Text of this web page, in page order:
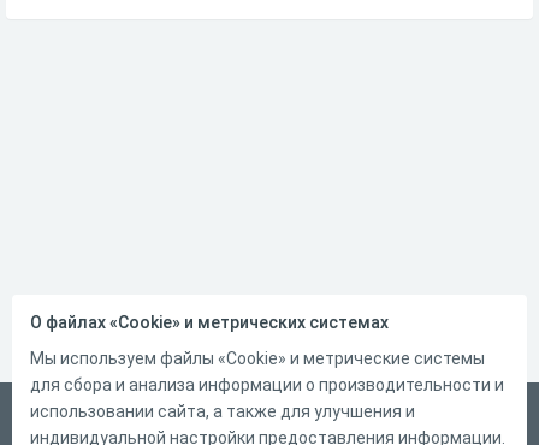
Русский
О файлах «Cookie» и метрических системах
Мы используем файлы «Cookie» и метрические системы
для сбора и анализа информации о производительности и
использовании сайта, а также для улучшения и
индивидуальной настройки предоставления информации.